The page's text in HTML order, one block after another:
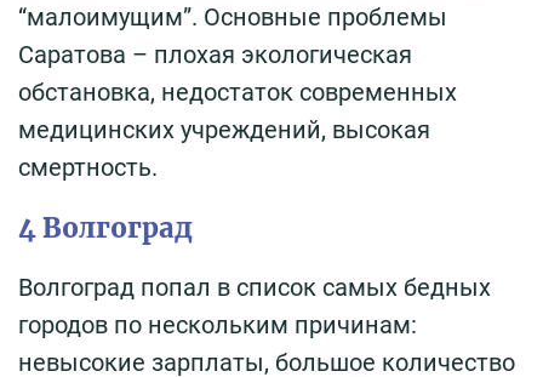
“малоимущим”. Основные проблемы
Саратова – плохая экологическая
обстановка, недостаток современных
медицинских учреждений, высокая
смертность.
4 Волгоград
Волгоград попал в список самых бедных
городов по нескольким причинам:
невысокие зарплаты, большое количество